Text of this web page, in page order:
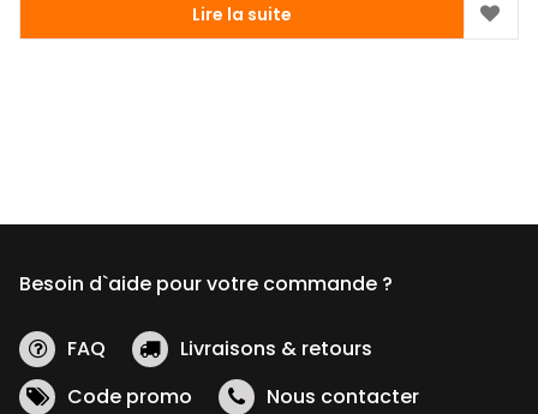
Lire la suite
Besoin d`aide pour votre commande ?
FAQ
Livraisons & retours
Code promo
Nous contacter